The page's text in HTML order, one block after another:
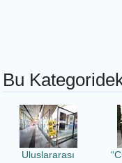
Bu
Uluslararası